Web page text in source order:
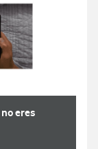
no eres